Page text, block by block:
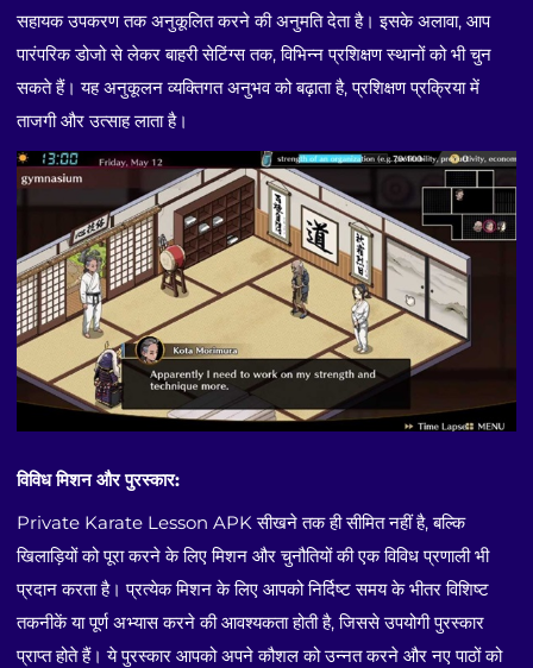
सहायक उपकरण तक अनुकूलित करने की अनुमति देता है। इसके अलावा, आप
पारंपरिक डोजो से लेकर बाहरी सेटिंग्स तक, विभिन्न प्रशिक्षण स्थानों को भी चुन
सकते हैं। यह अनुकूलन व्यक्तिगत अनुभव को बढ़ाता है, प्रशिक्षण प्रक्रिया में
ताजगी और उत्साह लाता है।
विविध मिशन और पुरस्कार:
Private Karate Lesson APK सीखने तक ही सीमित नहीं है, बल्कि
खिलाड़ियों को पूरा करने के लिए मिशन और चुनौतियों की एक विविध प्रणाली भी
प्रदान करता है। प्रत्येक मिशन के लिए आपको निर्दिष्ट समय के भीतर विशिष्ट
तकनीकें या पूर्ण अभ्यास करने की आवश्यकता होती है, जिससे उपयोगी पुरस्कार
प्राप्त होते हैं। ये पुरस्कार आपको अपने कौशल को उन्नत करने और नए पाठों को